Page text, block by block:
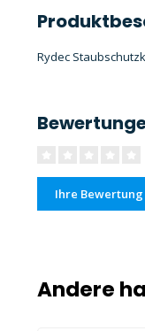
Rydec
Ihre
Andere